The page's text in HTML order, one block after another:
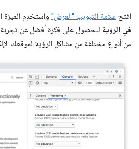
افتح علامة التبويب "العرض" واستخدِم الميزة
في الرؤية للحصول على فكرة أفضل عن تجربة
من أنواع مختلفة من مشاكل الرؤية لموقعك